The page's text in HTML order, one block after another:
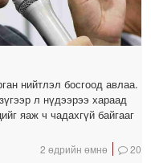
нийтлэл босгоод авлаа.
л нүдээрээ хараад
яаж ч чадахгүй байгааг
2 өдрийн өмнө 20